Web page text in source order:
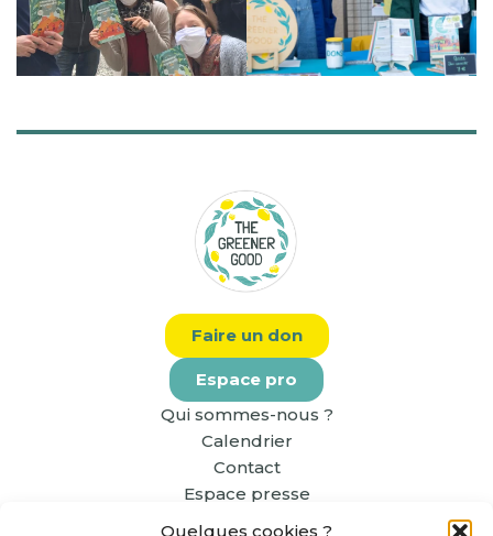
Quelques cookies ?
Faire un don
Espace pro
Qui sommes-nous ?
Calendrier
Contact
Espace presse